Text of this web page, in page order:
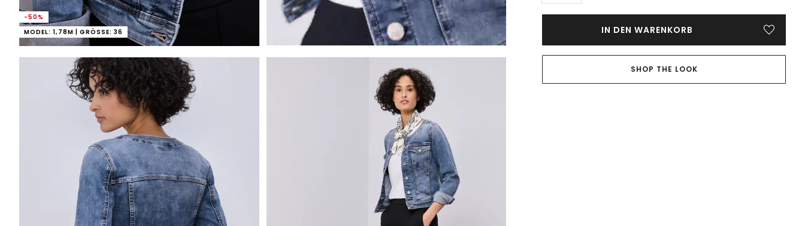
-50%
MODEL: 1,78M | GRÖSSE: 36
IN DEN WARENKORB
SHOP THE LOOK